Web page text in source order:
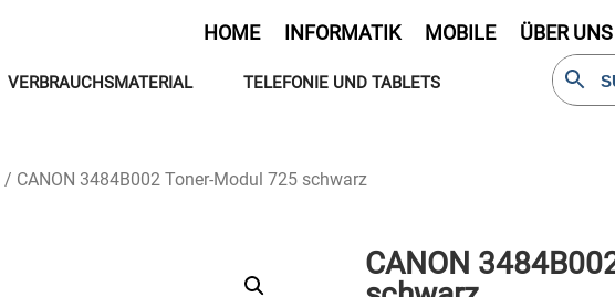
HOME INFORMATIK MOBILE ÜBER UNS
VERBRAUCHSMATERIAL TELEFONIE UND TABLETS
/ CANON 3484B002 Toner-Modul 725 schwarz
CANON